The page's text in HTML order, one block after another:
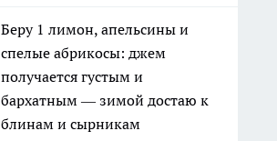
Беру 1 лимон, апельсины и
спелые абрикосы: джем
получается густым и
бархатным — зимой достаю к
блинам и сырникам